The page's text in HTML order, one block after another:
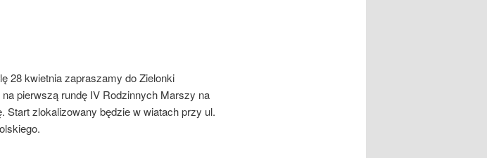
28 kwietnia zapraszamy do Zielonki
na pierwszą rundę IV Rodzinnych Marszy na
Start zlokalizowany będzie w wiatach przy ul.